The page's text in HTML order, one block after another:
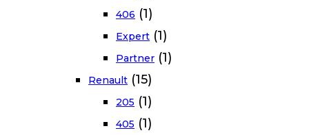
406 (1)
Expert (1)
Partner (1)
Renault (15)
205 (1)
405 (1)